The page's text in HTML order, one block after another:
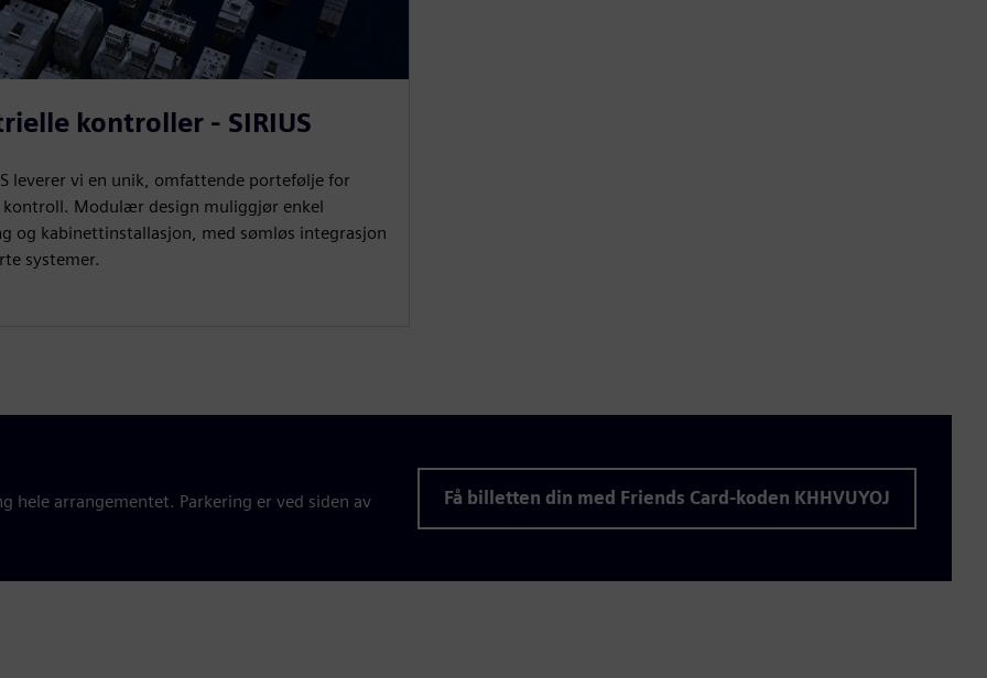
kontroller - SIRIUS
leverer vi en unik, omfattende portefølje for
Modulær design muliggjør enkel
og kabinettinstallasjon, med sømløs integrasjon
systemer.
hele arrangementet. Parkering er ved siden av Få billetten din med Friends Card-koden KHHVUYOJ